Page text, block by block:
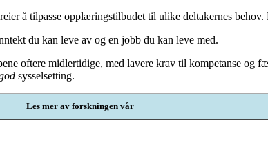
å tilpasse opplæringstilbudet til ulike deltakernes behov.
du kan leve av og en jobb du kan leve med.
oftere midlertidige, med lavere krav til kompetanse og
sysselsetting.
Les mer av forskningen vår